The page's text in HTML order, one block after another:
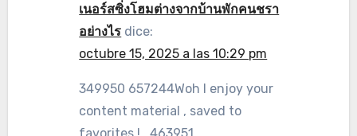
เนอร์สซิ่งโฮมต่างจากบ้านพักคนชรา
อย่างไร dice:
octubre 15, 2025 a las 10:29 pm
349950 657244Woh I enjoy your
content material , saved to